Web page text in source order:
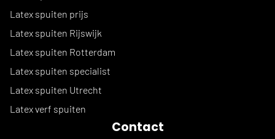
Latex spuiten prijs
Latex spuiten Rijswijk
Latex spuiten Rotterdam
Latex spuiten specialist
Latex spuiten Utrecht
Latex verf spuiten
Contact